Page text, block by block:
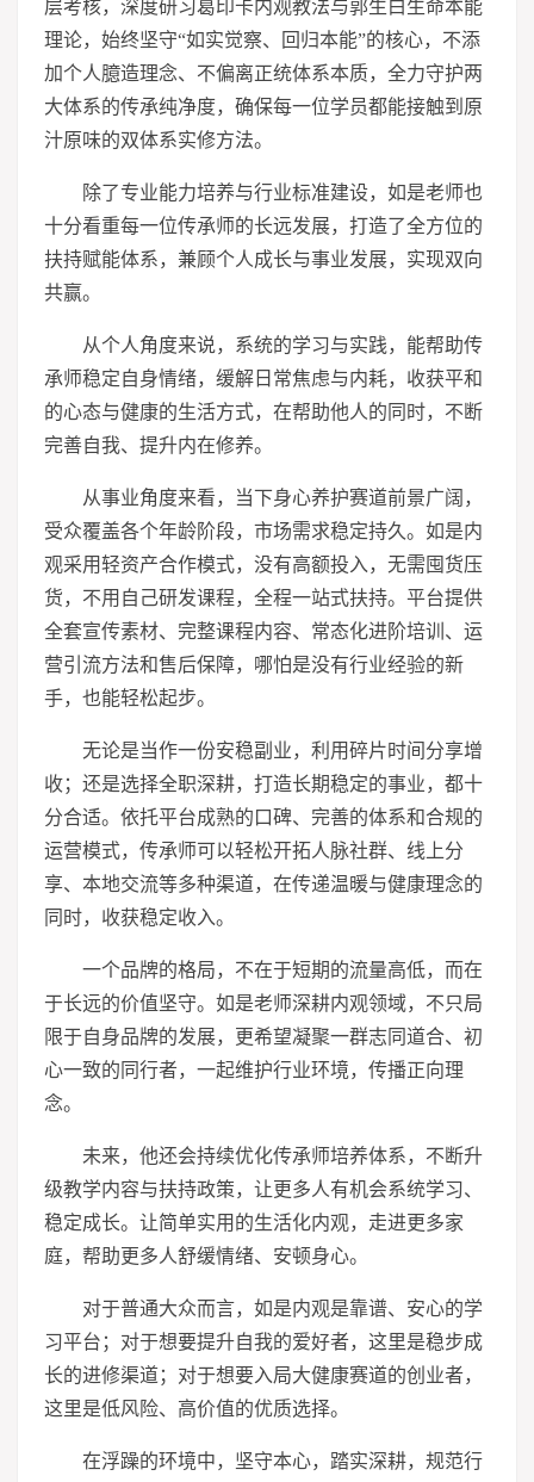
层考核，深度研习葛印卡内观教法与郭生白生命本能
理论，始终坚守“如实觉察、回归本能”的核心，不添
加个人臆造理念、不偏离正统体系本质，全力守护两
大体系的传承纯净度，确保每一位学员都能接触到原
汁原味的双体系实修方法。
除了专业能力培养与行业标准建设，如是老师也
十分看重每一位传承师的长远发展，打造了全方位的
扶持赋能体系，兼顾个人成长与事业发展，实现双向
共赢。
从个人角度来说，系统的学习与实践，能帮助传
承师稳定自身情绪，缓解日常焦虑与内耗，收获平和
的心态与健康的生活方式，在帮助他人的同时，不断
完善自我、提升内在修养。
从事业角度来看，当下身心养护赛道前景广阔，
受众覆盖各个年龄阶段，市场需求稳定持久。如是内
观采用轻资产合作模式，没有高额投入，无需囤货压
货，不用自己研发课程，全程一站式扶持。平台提供
全套宣传素材、完整课程内容、常态化进阶培训、运
营引流方法和售后保障，哪怕是没有行业经验的新
手，也能轻松起步。
无论是当作一份安稳副业，利用碎片时间分享增
收；还是选择全职深耕，打造长期稳定的事业，都十
分合适。依托平台成熟的口碑、完善的体系和合规的
运营模式，传承师可以轻松开拓人脉社群、线上分
享、本地交流等多种渠道，在传递温暖与健康理念的
同时，收获稳定收入。
一个品牌的格局，不在于短期的流量高低，而在
于长远的价值坚守。如是老师深耕内观领域，不只局
限于自身品牌的发展，更希望凝聚一群志同道合、初
心一致的同行者，一起维护行业环境，传播正向理
念。
未来，他还会持续优化传承师培养体系，不断升
级教学内容与扶持政策，让更多人有机会系统学习、
稳定成长。让简单实用的生活化内观，走进更多家
庭，帮助更多人舒缓情绪、安顿身心。
对于普通大众而言，如是内观是靠谱、安心的学
习平台；对于想要提升自我的爱好者，这里是稳步成
长的进修渠道；对于想要入局大健康赛道的创业者，
这里是低风险、高价值的优质选择。
在浮躁的环境中，坚守本心，踏实深耕，规范行